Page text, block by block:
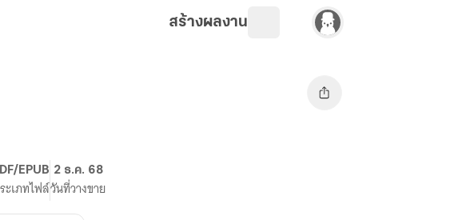
สร้างผลงาน
EPUB
ะเภทไฟล์
2 ธ.ค. 68
วันที่วางขาย